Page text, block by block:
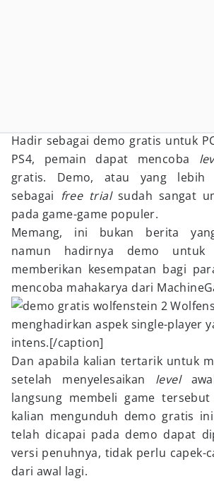
Hadir sebagai demo gratis untuk
PS4, pemain dapat mencoba
gratis. Demo, atau yang lebih
sebagai free trialsudah sangat
pada game-game populer.
Memang, ini bukan berita
namun hadirnya demo untuk
memberikan kesempatan bagi
mencoba mahakarya dari
menghadirkan aspek single-player
intens.[/caption]
Dan apabila kalian tertarik untuk
setelah menyelesaikan level
langsung membeli game
kalian mengunduh demo gratis
telah dicapai pada demo dapat
versi penuhnya, tidak perlu capek-
dari awal lagi.